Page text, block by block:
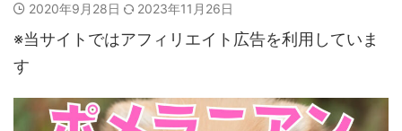
2020年9月28日 2023年11月26日
※当サイトではアフィリエイト広告を利用していま
す